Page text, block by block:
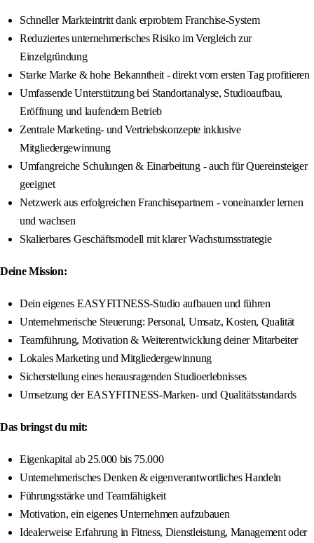
Schneller Markteintritt dank erprobtem Franchise-System
Reduziertes unternehmerisches Risiko im Vergleich zur
Einzelgründung
Starke Marke & hohe Bekanntheit - direkt vom ersten Tag profitieren
Umfassende Unterstützung bei Standortanalyse, Studioaufbau,
Eröffnung und laufendem Betrieb
Zentrale Marketing- und Vertriebskonzepte inklusive
Mitgliedergewinnung
Umfangreiche Schulungen & Einarbeitung - auch für Quereinsteiger
geeignet
Netzwerk aus erfolgreichen Franchisepartnern - voneinander lernen
und wachsen
Skalierbares Geschäftsmodell mit klarer Wachstumsstrategie
Deine Mission:
Dein eigenes EASYFITNESS-Studio aufbauen und führen
Unternehmerische Steuerung: Personal, Umsatz, Kosten, Qualität
Teamführung, Motivation & Weiterentwicklung deiner Mitarbeiter
Lokales Marketing und Mitgliedergewinnung
Sicherstellung eines herausragenden Studioerlebnisses
Umsetzung der EASYFITNESS-Marken- und Qualitätsstandards
Das bringst du mit:
Eigenkapital ab 25.000 bis 75.000
Unternehmerisches Denken & eigenverantwortliches Handeln
Führungsstärke und Teamfähigkeit
Motivation, ein eigenes Unternehmen aufzubauen
Idealerweise Erfahrung in Fitness, Dienstleistung, Management oder